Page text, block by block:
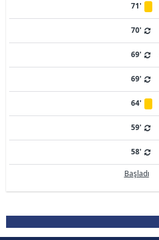
71'
70'
69'
69'
64'
59'
58'
Başladı